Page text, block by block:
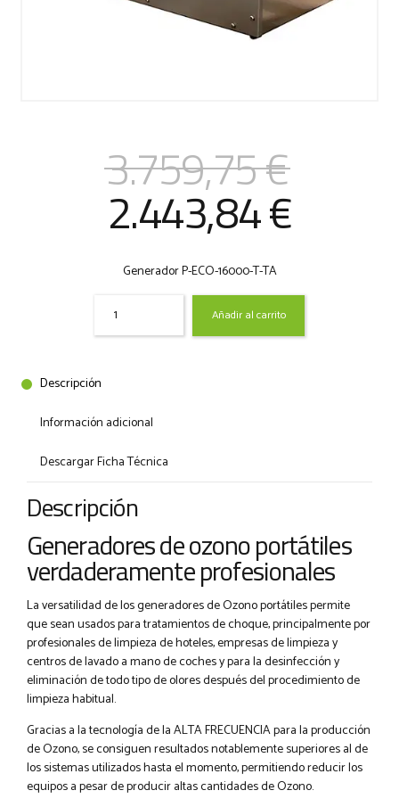
3.759,75€
El
precio
original
era:
2.443,84€El
actual
es:
Generador P-ECO-16000-T-TA
Añadir al carrito
Descripción
Información adicional
Descargar Ficha Técnica
Descripción
Generadores de ozono portátiles
verdaderamente profesionales
La versatilidad de los generadores de Ozono portátiles permite
que sean usados para tratamientos de choque, principalmente por
profesionales de limpieza de hoteles, empresas de limpieza y
centros de lavado a mano de coches y para la desinfección y
eliminación de todo tipo de olores después del procedimiento de
limpieza habitual.
Gracias a la tecnología de la ALTA FRECUENCIA para la producción
de Ozono, se consiguen resultados notablemente superiores al de
los sistemas utilizados hasta el momento, permitiendo reducir los
equipos a pesar de producir altas cantidades de Ozono.